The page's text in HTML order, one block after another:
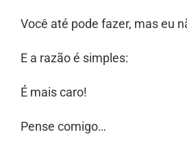
Você até pode fazer, mas eu
E a razão é simples:
É mais caro!
Pense comigo…